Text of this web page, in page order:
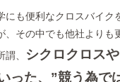
にも便利なクロスバイ
、その中でも他社より
、
シクロクロス
った、 ”競う為で